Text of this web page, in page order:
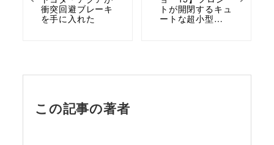
衝突回避ブレーキ
を手に入れた
トが開閉するキュ
ートな超小型…
この記事の著者